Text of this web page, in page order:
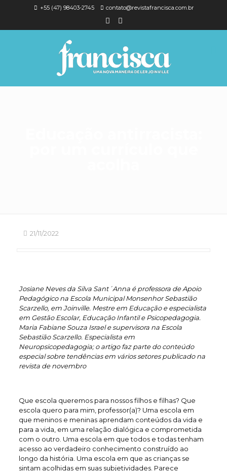
+55 (47) 98403-2745 contato@revistafrancisca.com.br
21/11/2022
Josiane Neves da Silva Sant´Anna é professora de Apoio
Pedagógico na Escola Municipal Monsenhor Sebastião
Scarzello, em Joinville. Mestre em Educação e especialista
em Gestão Escolar, Educação Infantil e Psicopedagogia.
Maria Fabiane Souza Israel e supervisora na Escola
Sebastião Scarzello. Especialista em
Neuropsicopedagogia; o artigo faz parte do conteúdo
especial sobre tendências em vários setores publicado na
revista de novembro
Que escola queremos para nossos filhos e filhas? Que
escola quero para mim, professor(a)? Uma escola em
que meninos e meninas aprendam conteúdos da vida e
para a vida, em uma relação dialógica e comprometida
com o outro. Uma escola em que todos e todas tenham
acesso ao verdadeiro conhecimento construído ao
longo da história. Uma escola em que as crianças se
sintam acolhidas em suas subjetividades. Parece